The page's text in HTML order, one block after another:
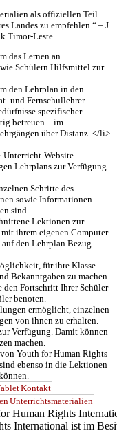
als offiziellen Teil
Landes zu empfehlen.“ – J.
Timor-Leste
Kontakt
Unterrichtsmaterialien
Human Rights
International ist im